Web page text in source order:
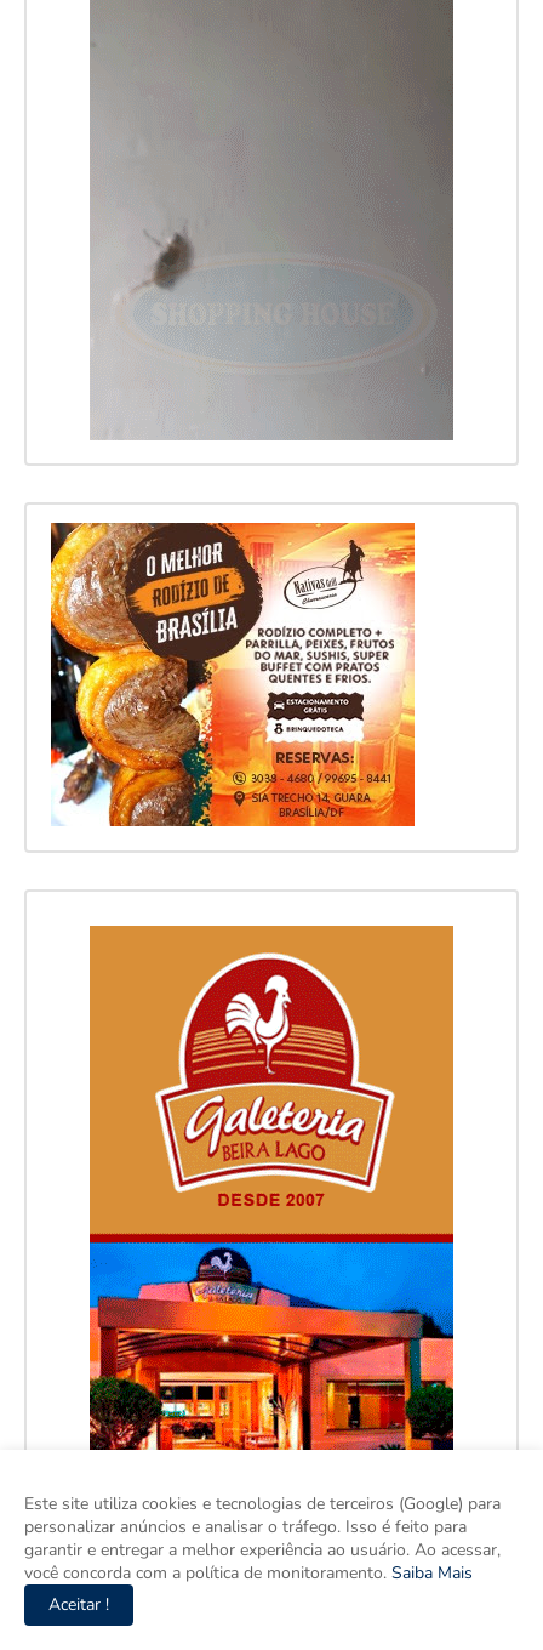
Este site utiliza cookies e tecnologias de terceiros (Google) para
personalizar anúncios e analisar o tráfego. Isso é feito para
garantir e entregar a melhor experiência ao usuário. Ao acessar,
você concorda com a política de monitoramento. Saiba Mais
Aceitar !